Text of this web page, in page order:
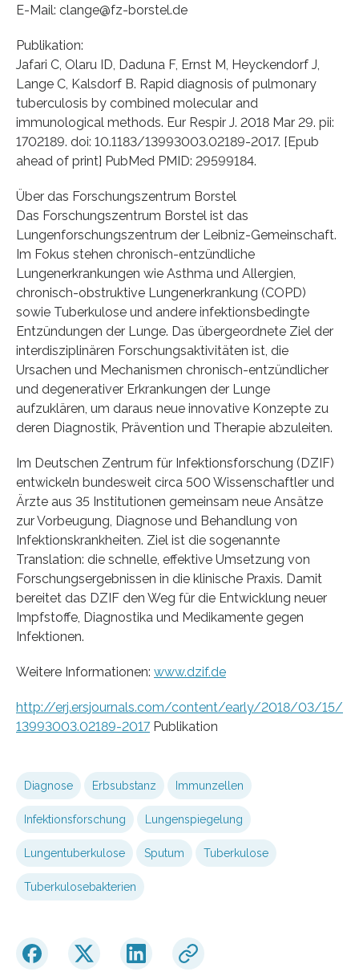
E-Mail: clange@fz-borstel.de
Publikation:
Jafari C, Olaru ID, Daduna F, Ernst M, Heyckendorf J,
Lange C, Kalsdorf B. Rapid diagnosis of pulmonary
tuberculosis by combined molecular and
immunological methods. Eur Respir J. 2018 Mar 29. pii:
1702189. doi: 10.1183/13993003.02189-2017. [Epub
ahead of print] PubMed PMID: 29599184.
Über das Forschungszentrum Borstel
Das Forschungszentrum Borstel ist das
Lungenforschungszentrum der Leibniz-Gemeinschaft.
Im Fokus stehen chronisch-entzündliche
Lungenerkrankungen wie Asthma und Allergien,
chronisch-obstruktive Lungenerkrankung (COPD)
sowie Tuberkulose und andere infektionsbedingte
Entzündungen der Lunge. Das übergeordnete Ziel der
interdisziplinären Forschungsaktivitäten ist, die
Ursachen und Mechanismen chronisch-entzündlicher
und degenerativer Erkrankungen der Lunge
aufzuklären, um daraus neue innovative Konzepte zu
deren Diagnostik, Prävention und Therapie abzuleiten.
Im Deutschen Zentrum für Infektionsforschung (DZIF)
entwickeln bundesweit circa 500 Wissenschaftler und
Ärzte aus 35 Institutionen gemeinsam neue Ansätze
zur Vorbeugung, Diagnose und Behandlung von
Infektionskrankheiten. Ziel ist die sogenannte
Translation: die schnelle, effektive Umsetzung von
Forschungsergebnissen in die klinische Praxis. Damit
bereitet das DZIF den Weg für die Entwicklung neuer
Impfstoffe, Diagnostika und Medikamente gegen
Infektionen.
Weitere Informationen: www.dzif.de
http://erj.ersjournals.com/content/early/2018/03/15/
13993003.02189-2017 Publikation
Diagnose Erbsubstanz Immunzellen
Infektionsforschung Lungenspiegelung
Lungentuberkulose Sputum Tuberkulose
Tuberkulosebakterien